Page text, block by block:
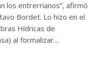
los entrerrianos”, afirmó
Bordet. Lo hizo en el
Hídricas de
al formalizar…